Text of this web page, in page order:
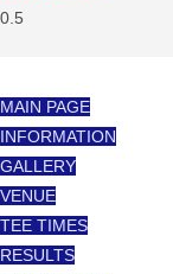
MAIN PAGE
INFORMATION
GALLERY
VENUE
TEE TIMES
RESULTS